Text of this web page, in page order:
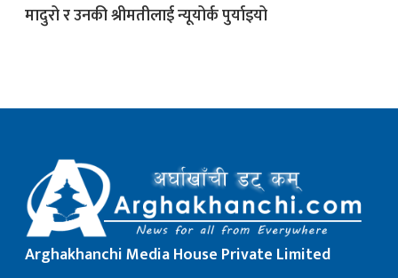
News
मादुरो र उनकी श्रीमतीलाई न्यूयोर्क पुर्याइयो
Arghakhanchi Media House Private Limited